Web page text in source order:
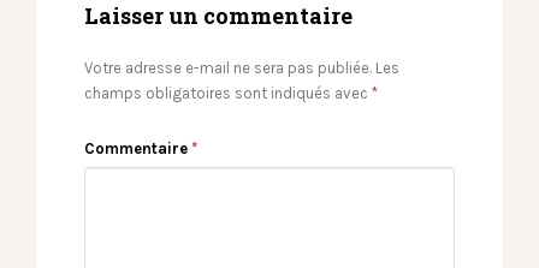
Laisser un commentaire
Votre adresse e-mail ne sera pas publiée. Les
champs obligatoires sont indiqués avec *
Commentaire *